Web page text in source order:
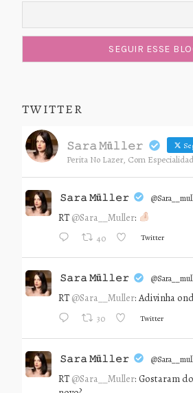
TWITTER
𝚂𝚊𝚛𝚊 𝙼ü𝚕𝚕𝚎𝚛
Perita No Lazer, Com
𝚂𝚊𝚛𝚊 𝙼ü𝚕𝚕𝚎𝚛
RT @Sara__Muller:
40 Twitter
𝚂𝚊𝚛𝚊 𝙼ü𝚕𝚕𝚎𝚛
RT @Sara__Muller: Adivinha
30 Twitter
𝚂𝚊𝚛𝚊 𝙼ü𝚕𝚕𝚎𝚛
RT @Sara__Muller: Gostaram